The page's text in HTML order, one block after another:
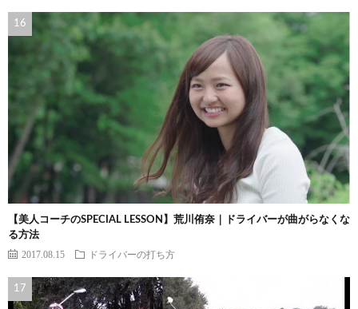
【美人コーチのSPECIAL LESSON】荒川侑奈｜ドライバーが曲がらなくな
る方法
2017.08.15 ドライバーの打ち方